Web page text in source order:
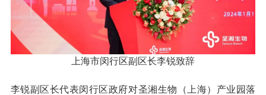
上海市闵行区副区长李锐致辞
李锐副区长代表闵行区政府对圣湘生物（上海）产业园落